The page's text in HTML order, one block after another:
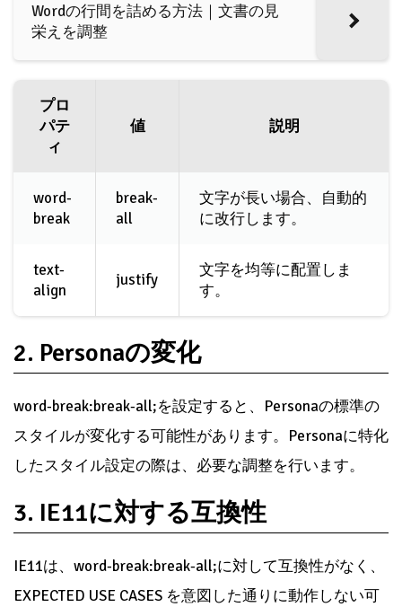
Wordの行間を詰める方法｜文書の見
栄えを調整
プロ
パテ
ィ
値 説明
word-
break
break-
all
文字が長い場合、自動的
に改行します。
text-
align
justify
文字を均等に配置しま
す。
2. Personaの変化
word-break:break-all;を設定すると、Personaの標準の
スタイルが変化する可能性があります。Personaに特化
したスタイル設定の際は、必要な調整を行います。
3. IE11に対する互換性
IE11は、word-break:break-all;に対して互換性がなく、
EXPECTED USE CASES を意図した通りに動作しない可